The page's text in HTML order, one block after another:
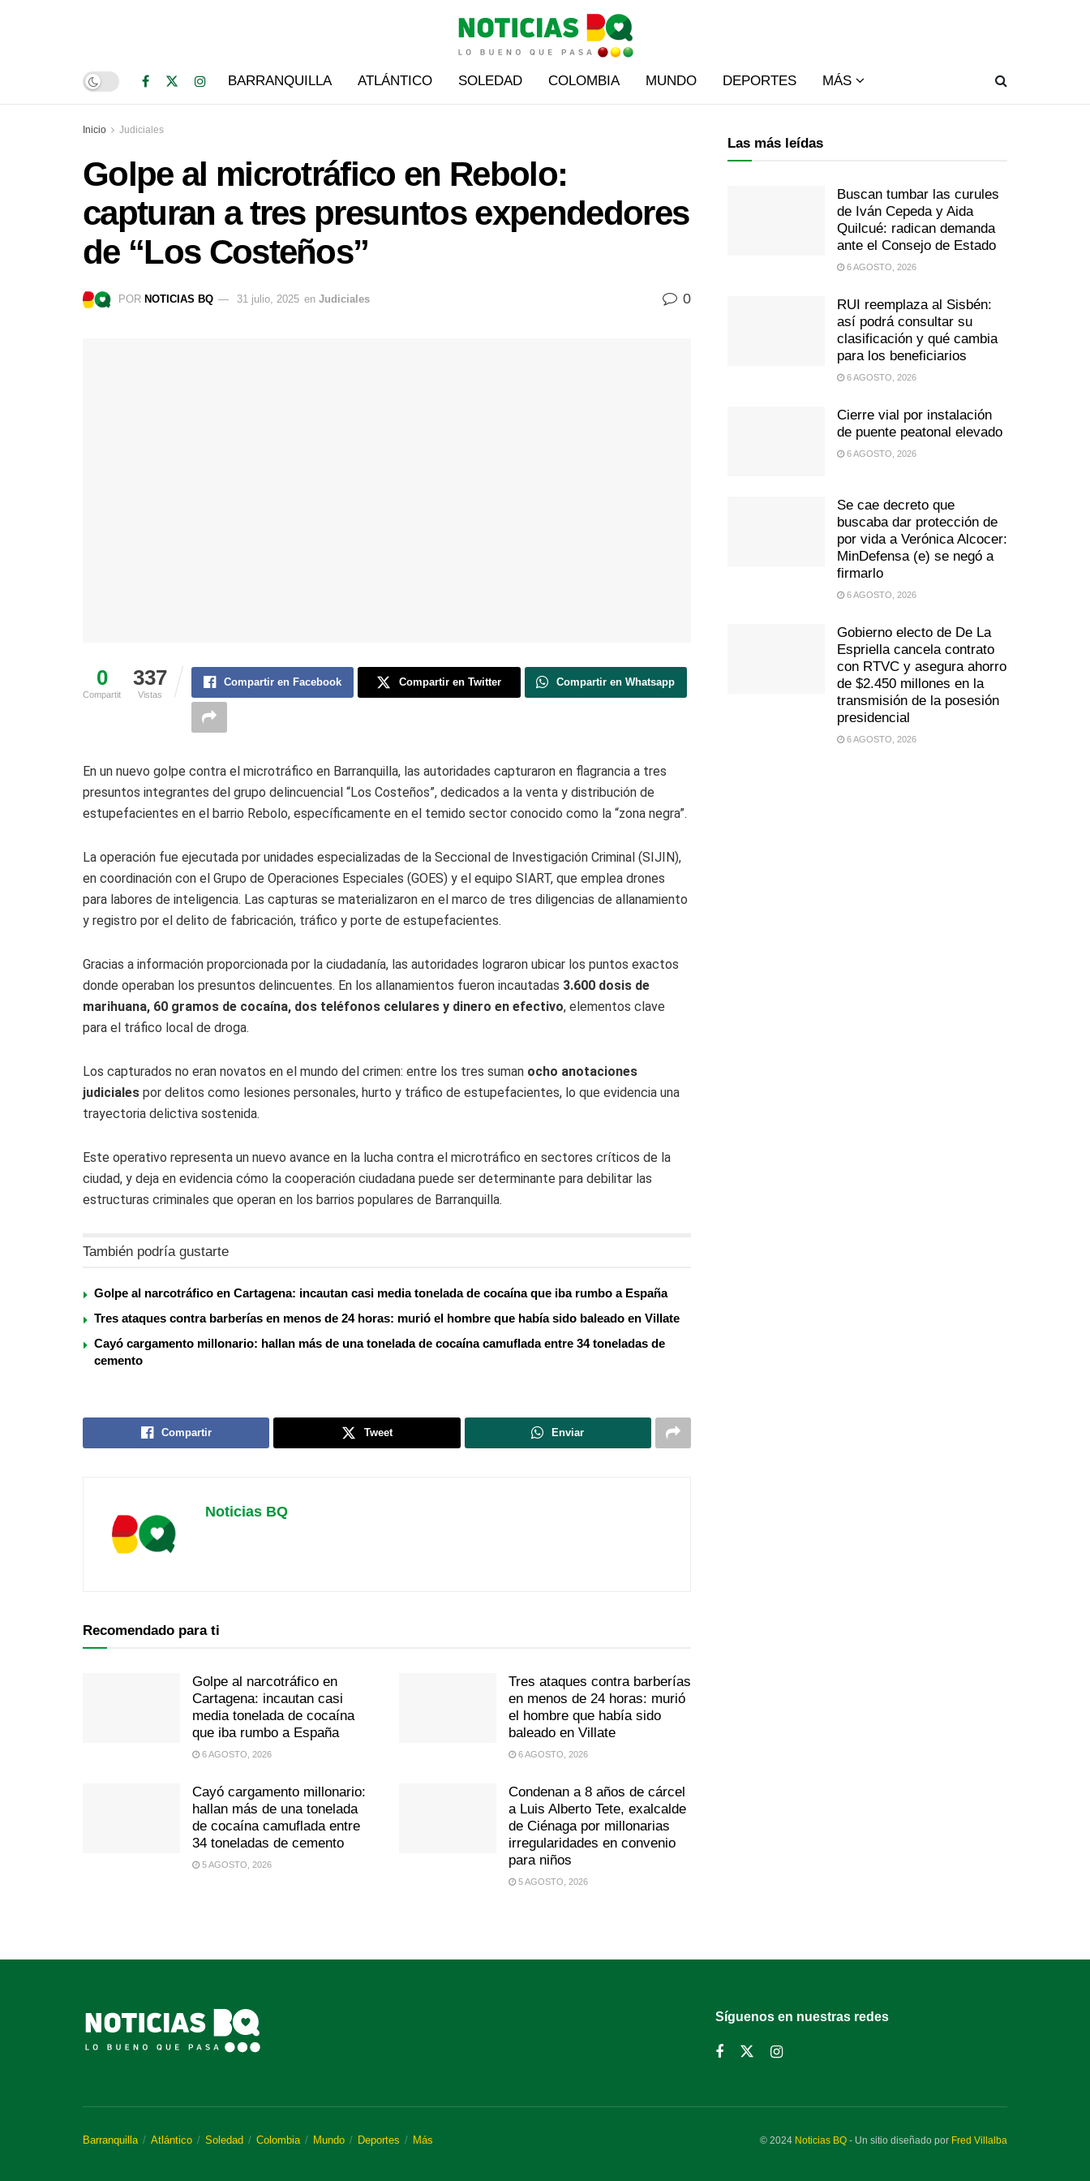
BARRANQUILLA ATLÁNTICO SOLEDAD COLOMBIA MUNDO DEPORTES MÁS
Inicio Judiciales
Golpe al microtráfico en Rebolo:
capturan a tres presuntos expendedores
de “Los Costeños”
POR NOTICIAS BQ 31 julio, 2025 en Judiciales 0
0
Compartit
337
Vistas
Compartir en Facebook Compartir en Twitter Compartir en Whatsapp
En un nuevo golpe contra el microtráfico en Barranquilla, las autoridades capturaron en flagrancia a tres
presuntos integrantes del grupo delincuencial “Los Costeños”, dedicados a la venta y distribución de
estupefacientes en el barrio Rebolo, específicamente en el temido sector conocido como la “zona negra”.
La operación fue ejecutada por unidades especializadas de la Seccional de Investigación Criminal (SIJIN),
en coordinación con el Grupo de Operaciones Especiales (GOES) y el equipo SIART, que emplea drones
para labores de inteligencia. Las capturas se materializaron en el marco de tres diligencias de allanamiento
y registro por el delito de fabricación, tráfico y porte de estupefacientes.
Gracias a información proporcionada por la ciudadanía, las autoridades lograron ubicar los puntos exactos
donde operaban los presuntos delincuentes. En los allanamientos fueron incautadas 3.600 dosis de
marihuana, 60 gramos de cocaína, dos teléfonos celulares y dinero en efectivo, elementos clave
para el tráfico local de droga.
Los capturados no eran novatos en el mundo del crimen: entre los tres suman ocho anotaciones
judiciales por delitos como lesiones personales, hurto y tráfico de estupefacientes, lo que evidencia una
trayectoria delictiva sostenida.
Este operativo representa un nuevo avance en la lucha contra el microtráfico en sectores críticos de la
ciudad, y deja en evidencia cómo la cooperación ciudadana puede ser determinante para debilitar las
estructuras criminales que operan en los barrios populares de Barranquilla.
También podría gustarte
Golpe al narcotráfico en Cartagena: incautan casi media tonelada de cocaína que iba rumbo a España
Tres ataques contra barberías en menos de 24 horas: murió el hombre que había sido baleado en Villate
Cayó cargamento millonario: hallan más de una tonelada de cocaína camuflada entre 34 toneladas de
cemento
Compartir Tweet Enviar
Noticias BQ
Recomendado para ti
Golpe al narcotráfico en
Cartagena: incautan casi
media tonelada de cocaína
que iba rumbo a España
6 AGOSTO, 2026
Tres ataques contra barberías
en menos de 24 horas: murió
el hombre que había sido
baleado en Villate
6 AGOSTO, 2026
Cayó cargamento millonario:
hallan más de una tonelada
de cocaína camuflada entre
34 toneladas de cemento
5 AGOSTO, 2026
Condenan a 8 años de cárcel
a Luis Alberto Tete, exalcalde
de Ciénaga por millonarias
irregularidades en convenio
para niños
5 AGOSTO, 2026
Las más leídas
Buscan tumbar las curules
de Iván Cepeda y Aida
Quilcué: radican demanda
ante el Consejo de Estado
6 AGOSTO, 2026
RUI reemplaza al Sisbén:
así podrá consultar su
clasificación y qué cambia
para los beneficiarios
6 AGOSTO, 2026
Cierre vial por instalación
de puente peatonal elevado
6 AGOSTO, 2026
Se cae decreto que
buscaba dar protección de
por vida a Verónica Alcocer:
MinDefensa (e) se negó a
firmarlo
6 AGOSTO, 2026
Gobierno electo de De La
Espriella cancela contrato
con RTVC y asegura ahorro
de $2.450 millones en la
transmisión de la posesión
presidencial
6 AGOSTO, 2026
Síguenos en nuestras redes
© 2024 Noticias BQ - Un sitio diseñado por Fred Villalba
Barranquilla Atlántico Soledad Colombia Mundo Deportes Más